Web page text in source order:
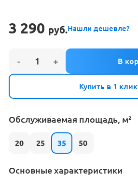
3 290 руб.Нашли дешевле?
Купить в 1 клик
Обслуживаемая площадь, м²
20 25 35 50
Основные характеристики